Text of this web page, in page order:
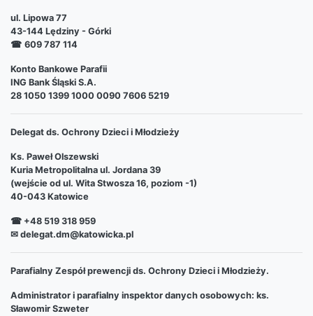
ul. Lipowa 77
43-144 Lędziny - Górki
☎ 609 787 114
Konto Bankowe Parafii
ING Bank Śląski S.A.
28 1050 1399 1000 0090 7606 5219
Delegat ds. Ochrony Dzieci i Młodzieży
Ks. Paweł Olszewski
Kuria Metropolitalna ul. Jordana 39
(wejście od ul. Wita Stwosza 16, poziom -1)
40-043 Katowice
☎ +48 519 318 959
✉ delegat.dm@katowicka.pl
Parafialny Zespół prewencji ds. Ochrony Dzieci i Młodzieży.
Administrator i parafialny inspektor danych osobowych: ks.
Sławomir Szweter